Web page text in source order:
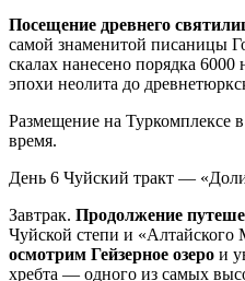
Посещение древнего
самой знаменитой писаницы
скалах нанесено порядка
эпохи неолита до
Размещение на Туркомплексе
время.
День 6 Чуйский тракт —
Завтрак. Продолжение
Чуйской степи и
осмотрим Гейзерное озеро и
хребта — одного из самых